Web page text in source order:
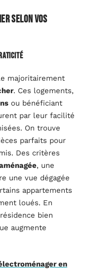
selon vos
majoritairement
. Ces logements,
ou bénéficiant
par leur facilité
On trouve
parfaits pour
Des critères
, une
une vue dégagée
appartements
loués. En
bien
augmente
en